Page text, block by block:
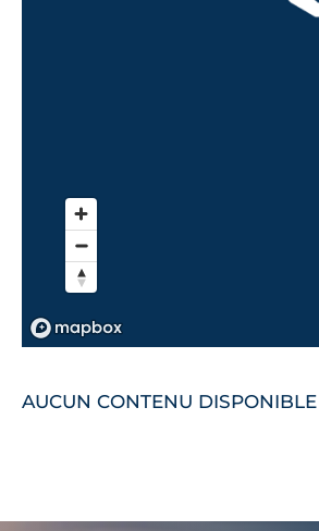
AUCUN CONTENU DISPONIBLE